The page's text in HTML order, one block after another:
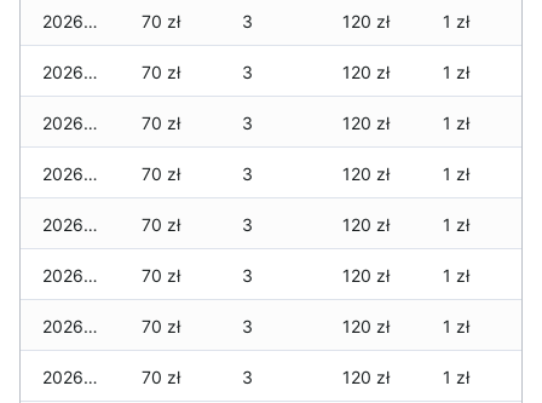
2026-02-08 70 zł 3 120 zł 1 zł
2026-02-07 70 zł 3 120 zł 1 zł
2026-02-06 70 zł 3 120 zł 1 zł
2026-02-05 70 zł 3 120 zł 1 zł
2026-02-04 70 zł 3 120 zł 1 zł
2026-02-03 70 zł 3 120 zł 1 zł
2026-02-02 70 zł 3 120 zł 1 zł
2026-02-01 70 zł 3 120 zł 1 zł